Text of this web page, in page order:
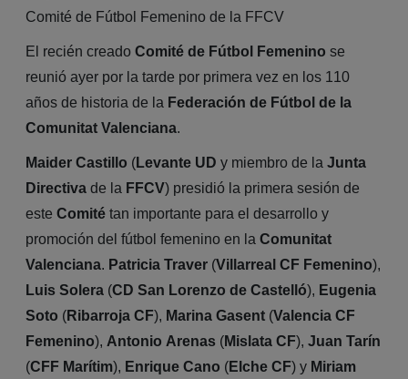
Comité de Fútbol Femenino de la FFCV
El recién creado Comité de Fútbol Femenino se
reunió ayer por la tarde por primera vez en los 110
años de historia de la Federación de Fútbol de la
Comunitat Valenciana.
Maider Castillo (Levante UD y miembro de la Junta
Directiva de la FFCV) presidió la primera sesión de
este Comitétan importante para el desarrollo y
promoción del fútbol femenino en la Comunitat
Valenciana. Patricia Traver(Villarreal CF Femenino),
Luis Solera(CD San Lorenzo de Castelló), Eugenia
Soto (Ribarroja CF), Marina Gasent (Valencia CF
Femenino), Antonio Arenas(Mislata CF), Juan Tarín
(CFF Marítim), Enrique Cano (Elche CF) y Miriam